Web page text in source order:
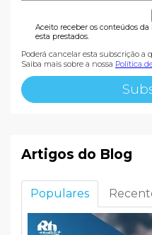
Aceito receber os conteúdos
esta prestados.
Poderá cancelar esta subscrição a
Saiba mais sobre a nossa Política
Artigos do Blog
Populares